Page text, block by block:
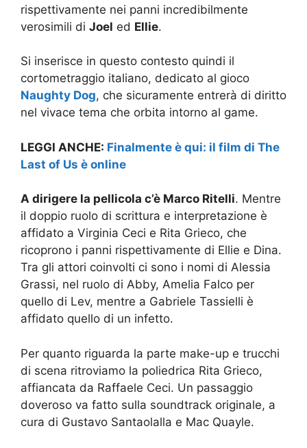
rispettivamente nei panni incredibilmente
verosimili di Joel ed Ellie.
Si inserisce in questo contesto quindi il
cortometraggio italiano, dedicato al gioco
Naughty Dog, che sicuramente entrerà di diritto
nel vivace tema che orbita intorno al game.
LEGGI ANCHE: Finalmente è qui: il film di The
Last of Us è online
A dirigere la pellicola c’è Marco Ritelli. Mentre
il doppio ruolo di scrittura e interpretazione è
affidato a Virginia Ceci e Rita Grieco, che
ricoprono i panni rispettivamente di Ellie e Dina.
Tra gli attori coinvolti ci sono i nomi di Alessia
Grassi, nel ruolo di Abby, Amelia Falco per
quello di Lev, mentre a Gabriele Tassielli è
affidato quello di un infetto.
Per quanto riguarda la parte make-up e trucchi
di scena ritroviamo la poliedrica Rita Grieco,
affiancata da Raffaele Ceci. Un passaggio
doveroso va fatto sulla soundtrack originale, a
cura di Gustavo Santaolalla e Mac Quayle.